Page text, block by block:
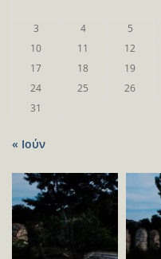
3
4 5
10
11 12
17
18 19
24
25 26
31
« Ιούν